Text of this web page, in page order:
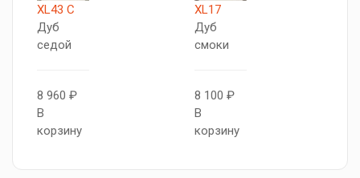
XL43 C
Дуб
седой
8 960 ₽
В
корзину
XL17
Дуб
смоки
8 100 ₽
В
корзину